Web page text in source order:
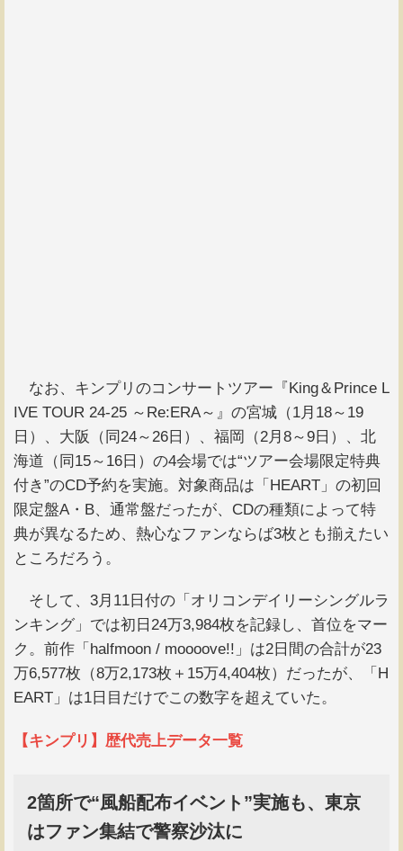
なお、キンプリのコンサートツアー『King＆Prince L
IVE TOUR 24-25 ～Re:ERA～』の宮城（1月18～19
日）、大阪（同24～26日）、福岡（2月8～9日）、北
海道（同15～16日）の4会場では“ツアー会場限定特典
付き”のCD予約を実施。対象商品は「HEART」の初回
限定盤A・B、通常盤だったが、CDの種類によって特
典が異なるため、熱心なファンならば3枚とも揃えたい
ところだろう。
そして、3月11日付の「オリコンデイリーシングルラ
ンキング」では初日24万3,984枚を記録し、首位をマー
ク。前作「halfmoon / moooove!!」は2日間の合計が23
万6,577枚（8万2,173枚＋15万4,404枚）だったが、「H
EART」は1日目だけでこの数字を超えていた。
【キンプリ】歴代売上データ一覧
2箇所で“風船配布イベント”実施も、東京
はファン集結で警察沙汰に